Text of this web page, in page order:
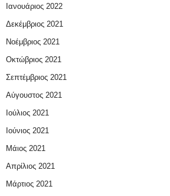
Ιανουάριος 2022
Δεκέμβριος 2021
Νοέμβριος 2021
Οκτώβριος 2021
Σεπτέμβριος 2021
Αύγουστος 2021
Ιούλιος 2021
Ιούνιος 2021
Μάιος 2021
Απρίλιος 2021
Μάρτιος 2021